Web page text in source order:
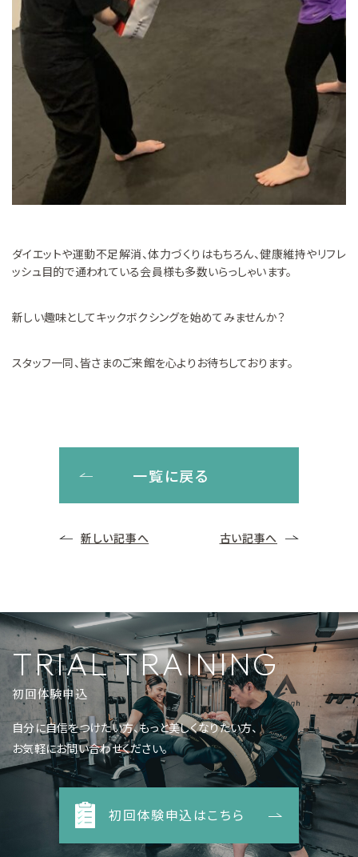
ダイエットや運動不足解消、体力づくりはもちろん、健康維持やリフレ
ッシュ目的で通われている会員様も多数いらっしゃいます。
新しい趣味としてキックボクシングを始めてみませんか？
スタッフ一同、皆さまのご来館を心よりお待ちしております。
一覧に戻る
新しい記事へ 古い記事へ
TRIAL TRAINING
初回体験申込
自分に自信をつけたい方、もっと美しくなりたい方、
お気軽にお問い合わせください。
初回体験申込はこちら